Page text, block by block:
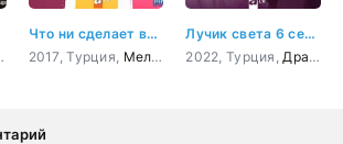
,Драма,Мелодрама Криминал,Триллер
Что ни сделает влюбленный
2017, Турция, Мелодрама ,Комедия
Лучик света 6 серия
2022, Турция, Драма